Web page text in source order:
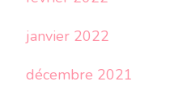
janvier 2022
décembre 2021